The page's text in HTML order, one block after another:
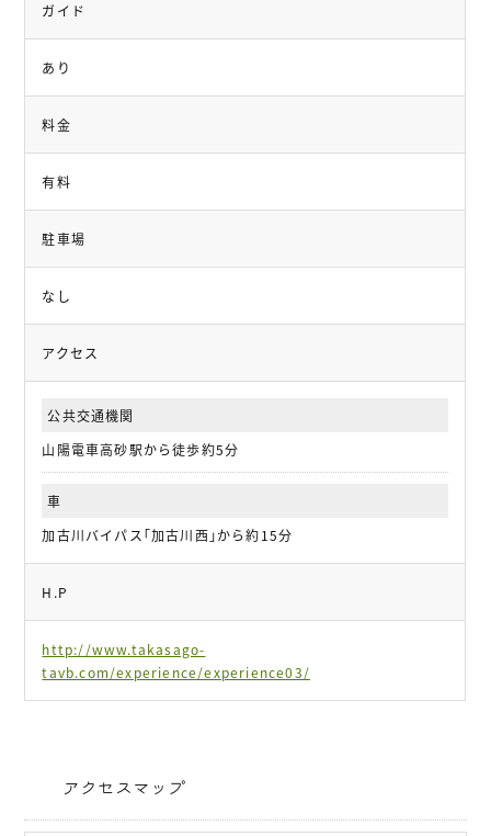
ガイド
あり
料金
有料
駐車場
なし
アクセス
公共交通機関
山陽電車高砂駅から徒歩約5分
車
加古川バイパス｢加古川西｣から約15分
H.P
http://www.takasago-
tavb.com/experience/experience03/
アクセスマップ